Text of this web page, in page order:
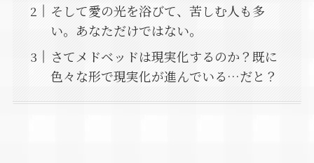
そして愛の光を浴びて、苦しむ人も多
い。あなただけではない。
さてメドベッドは現実化するのか？既に
色々な形で現実化が進んでいる…だと？